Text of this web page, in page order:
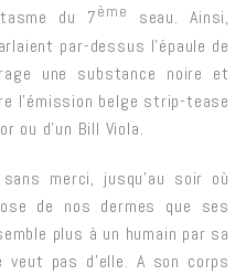
du 7ème
seau. Ainsi,
par-dessus l’épaule de
une substance noire et
l’émission belge strip-tease
ou d’un Bill Viola.
merci, jusqu’au soir où
de nos dermes que ses
plus à un humain par sa
veut pas d’elle. A son corps